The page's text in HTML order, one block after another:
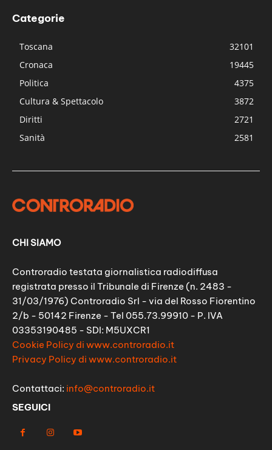
Categorie
Toscana
32101
Cronaca
19445
Politica
4375
Cultura & Spettacolo
3872
Diritti
2721
Sanità
2581
CHI SIAMO
Controradio testata giornalistica radiodiffusa
registrata presso il Tribunale di Firenze (n. 2483 -
31/03/1976) Controradio Srl - via del Rosso Fiorentino
2/b - 50142 Firenze - Tel 055.73.99910 - P. IVA
03353190485 - SDI: M5UXCR1
Cookie Policy di www.controradio.it
Privacy Policy di www.controradio.it
Contattaci: info@controradio.it
SEGUICI